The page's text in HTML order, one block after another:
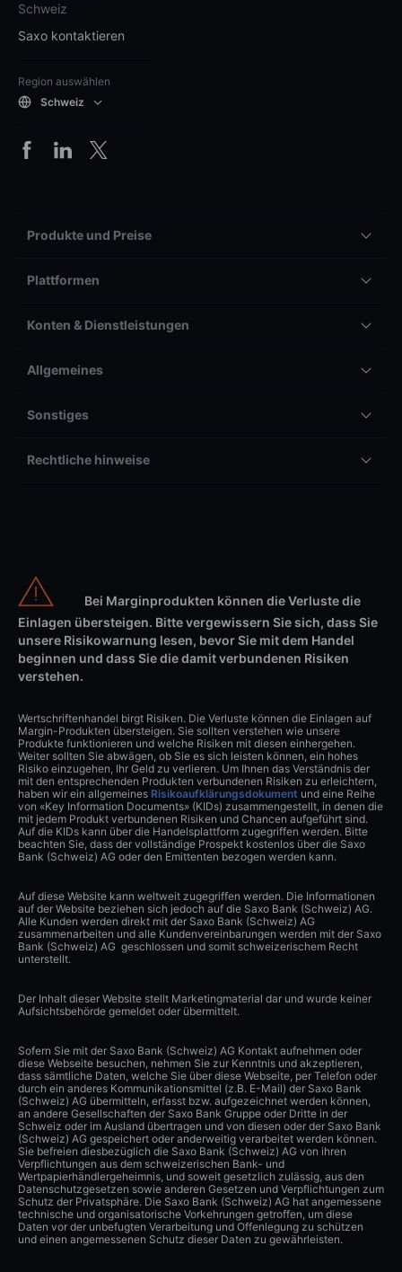
Schweiz
Saxo kontaktieren
Region auswählen
Schweiz
Produkte und Preise
Plattformen
Konten & Dienstleistungen
Allgemeines
Sonstiges
Rechtliche hinweise
Bei Marginprodukten können die Verluste die
Einlagen übersteigen. Bitte vergewissern Sie sich, dass Sie
unsere Risikowarnung lesen, bevor Sie mit dem Handel
beginnen und dass Sie die damit verbundenen Risiken
verstehen.
Wertschriftenhandel birgt Risiken. Die Verluste können die Einlagen auf
Margin-Produkten übersteigen. Sie sollten verstehen wie unsere
Produkte funktionieren und welche Risiken mit diesen einhergehen.
Weiter sollten Sie abwägen, ob Sie es sich leisten können, ein hohes
Risiko einzugehen, Ihr Geld zu verlieren. Um Ihnen das Verständnis der
mit den entsprechenden Produkten verbundenen Risiken zu erleichtern,
haben wir ein allgemeines Risikoaufklärungsdokument und eine Reihe
von «Key Information Documents» (KIDs) zusammengestellt, in denen die
mit jedem Produkt verbundenen Risiken und Chancen aufgeführt sind.
Auf die KIDs kann über die Handelsplattform zugegriffen werden. Bitte
beachten Sie, dass der vollständige Prospekt kostenlos über die Saxo
Bank (Schweiz) AG oder den Emittenten bezogen werden kann.
Auf diese Website kann weltweit zugegriffen werden. Die Informationen
auf der Website beziehen sich jedoch auf die Saxo Bank (Schweiz) AG.
Alle Kunden werden direkt mit der Saxo Bank (Schweiz) AG
zusammenarbeiten und alle Kundenvereinbarungen werden mit der Saxo
Bank (Schweiz) AG geschlossen und somit schweizerischem Recht
unterstellt.
Der Inhalt dieser Website stellt Marketingmaterial dar und wurde keiner
Aufsichtsbehörde gemeldet oder übermittelt.
Sofern Sie mit der Saxo Bank (Schweiz) AG Kontakt aufnehmen oder
diese Webseite besuchen, nehmen Sie zur Kenntnis und akzeptieren,
dass sämtliche Daten, welche Sie über diese Webseite, per Telefon oder
durch ein anderes Kommunikationsmittel (z.B. E-Mail) der Saxo Bank
(Schweiz) AG übermitteln, erfasst bzw. aufgezeichnet werden können,
an andere Gesellschaften der Saxo Bank Gruppe oder Dritte in der
Schweiz oder im Ausland übertragen und von diesen oder der Saxo Bank
(Schweiz) AG gespeichert oder anderweitig verarbeitet werden können.
Sie befreien diesbezüglich die Saxo Bank (Schweiz) AG von ihren
Verpflichtungen aus dem schweizerischen Bank- und
Wertpapierhändlergeheimnis, und soweit gesetzlich zulässig, aus den
Datenschutzgesetzen sowie anderen Gesetzen und Verpflichtungen zum
Schutz der Privatsphäre. Die Saxo Bank (Schweiz) AG hat angemessene
technische und organisatorische Vorkehrungen getroffen, um diese
Daten vor der unbefugten Verarbeitung und Offenlegung zu schützen
und einen angemessenen Schutz dieser Daten zu gewährleisten.